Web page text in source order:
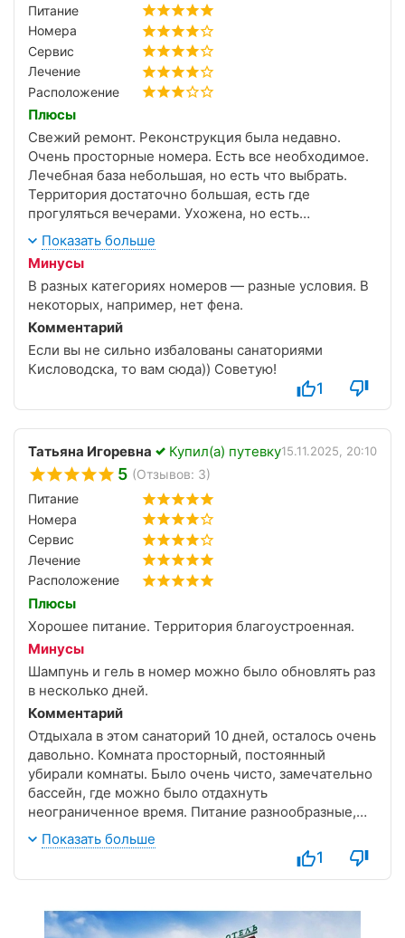
Питание
Номера
Сервис
Лечение
Расположение
Плюсы
Свежий ремонт. Реконструкция была недавно.
Очень просторные номера. Есть все необходимое.
Лечебная база небольшая, но есть что выбрать.
Территория достаточно большая, есть где
прогуляться вечерами. Ухожена, но есть
небольшие проблемы по дорожкам. Прекрасный
крытый, теплый бассейн, который работает весь
день, до 19.00. Есть и танцы, и тематические
вечера, все как во всех санаториях)) Организован
трансфер на набережную Ялты.
Показать больше
Минусы
В разных категориях номеров — разные условия. В
некоторых, например, нет фена.
Комментарий
Если вы не сильно избалованы санаториями
Кисловодска, то вам сюда)) Советую!
1
Татьяна Игоревна Купил(а) путевку15.11.2025, 20:10
5 (Отзывов: 3)
Питание
Номера
Сервис
Лечение
Расположение
Плюсы
Хорошее питание. Территория благоустроенная.
Минусы
Шампунь и гель в номер можно было обновлять раз
в несколько дней.
Комментарий
Отдыхала в этом санаторий 10 дней, осталось очень
давольно. Комната просторный, постоянный
убирали комнаты. Было очень чисто, замечательно
бассейн, где можно было отдахнуть
неограниченное время. Питание разнообразные,
блюда очень приготовление вкусно. Всё что я
брала мне очень понравилось. Особенно
национальной блюди понравился, особенно плов,
лучше танцевальный зал и разнообразные
развлекательные программы.
Показать больше
1